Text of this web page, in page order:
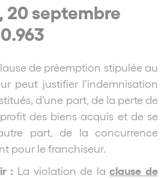
20 septembre
de préemption stipulée au
peut justifier l’indemnisation
d’une part, de la perte de
des biens acquis et de se
part, de la concurrence
pour le franchiseur.
: La violation de laclause de